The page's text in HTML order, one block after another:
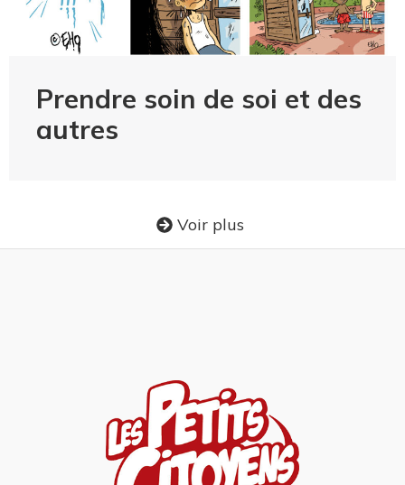
Prendre soin de soi et des
autres
Voir plus